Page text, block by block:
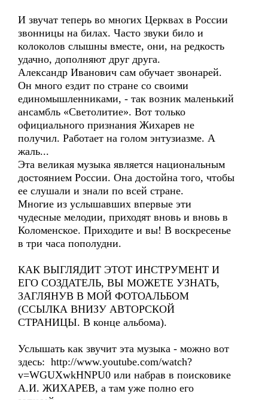
И звучат теперь во многих Церквах в России
звонницы на билах. Часто звуки било и
колоколов слышны вместе, они, на редкость
удачно, дополняют друг друга.
Александр Иванович сам обучает звонарей.
Он много ездит по стране со своими
единомышленниками, - так возник маленький
ансамбль «Светолитие». Вот только
официального признания Жихарев не
получил. Работает на голом энтузиазме. А
жаль...
Эта великая музыка является национальным
достоянием России. Она достойна того, чтобы
ее слушали и знали по всей стране.
Многие из услышавших впервые эти
чудесные мелодии, приходят вновь и вновь в
Коломенское. Приходите и вы! В воскресенье
в три часа пополудни.
КАК ВЫГЛЯДИТ ЭТОТ ИНСТРУМЕНТ И
ЕГО СОЗДАТЕЛЬ, ВЫ МОЖЕТЕ УЗНАТЬ,
ЗАГЛЯНУВ В МОЙ ФОТОАЛЬБОМ
(ССЫЛКА ВНИЗУ АВТОРСКОЙ
СТРАНИЦЫ. В конце альбома).
Услышать как звучит эта музыка - можно вот
здесь: http://www.youtube.com/watch?
v=WGUXwkHNPU0 или набрав в поисковике
А.И. ЖИХАРЕВ, а там уже полно его